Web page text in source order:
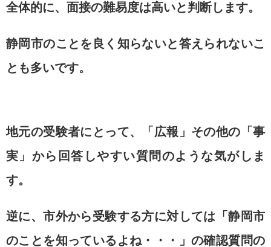
全体的に、面接の難易度は高いと判断します。
静岡市のことを良く知らないと答えられないこ
とも多いです。
地元の受験者にとって、「広報」その他の「事
実」から 回答しやすい質問のような気がしま
す。
逆に、市外から受験する方に対しては 「静岡市
のことを知っているよね・・・」の確認質問の